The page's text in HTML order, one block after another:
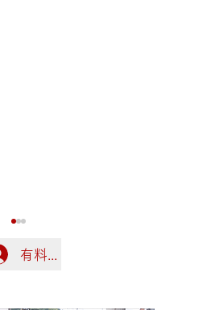
ログイン
有料会員の方はこちらでロ